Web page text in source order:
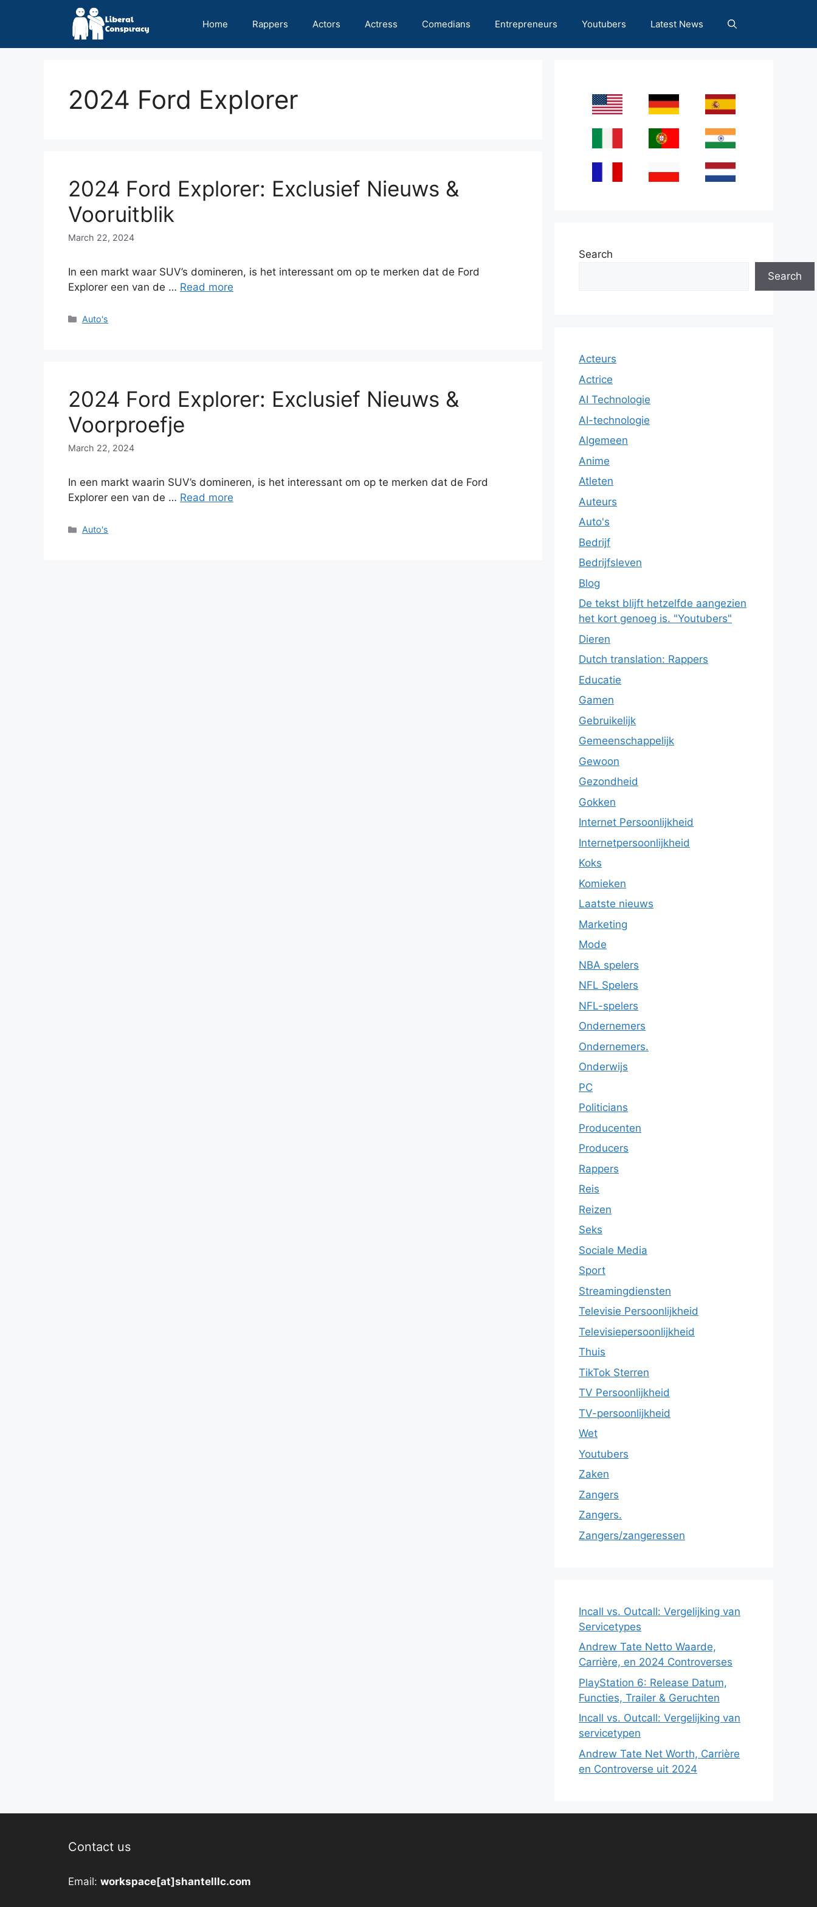
Home Rappers Actors Actress Comedians Entrepreneurs Youtubers Latest News
2024 Ford Explorer
2024 Ford Explorer: Exclusief Nieuws &
Vooruitblik
March 22, 2024
In een markt waar SUV’s domineren, is het interessant om op te merken dat de Ford
Explorer een van de … Read more
Categories
Auto's
2024 Ford Explorer: Exclusief Nieuws &
Voorproefje
March 22, 2024
In een markt waarin SUV’s domineren, is het interessant om op te merken dat de Ford
Explorer een van de … Read more
Categories
Auto's
Search
Search
Acteurs
Actrice
AI Technologie
AI-technologie
Algemeen
Anime
Atleten
Auteurs
Auto's
Bedrijf
Bedrijfsleven
Blog
De tekst blijft hetzelfde aangezien
het kort genoeg is. "Youtubers"
Dieren
Dutch translation: Rappers
Educatie
Gamen
Gebruikelijk
Gemeenschappelijk
Gewoon
Gezondheid
Gokken
Internet Persoonlijkheid
Internetpersoonlijkheid
Koks
Komieken
Laatste nieuws
Marketing
Mode
NBA spelers
NFL Spelers
NFL-spelers
Ondernemers
Ondernemers.
Onderwijs
PC
Politicians
Producenten
Producers
Rappers
Reis
Reizen
Seks
Sociale Media
Sport
Streamingdiensten
Televisie Persoonlijkheid
Televisiepersoonlijkheid
Thuis
TikTok Sterren
TV Persoonlijkheid
TV-persoonlijkheid
Wet
Youtubers
Zaken
Zangers
Zangers.
Zangers/zangeressen
Incall vs. Outcall: Vergelijking van
Servicetypes
Andrew Tate Netto Waarde,
Carrière, en 2024 Controverses
PlayStation 6: Release Datum,
Functies, Trailer & Geruchten
Incall vs. Outcall: Vergelijking van
servicetypen
Andrew Tate Net Worth, Carrière
en Controverse uit 2024
Contact us
Email: workspace[at]shantelllc.com